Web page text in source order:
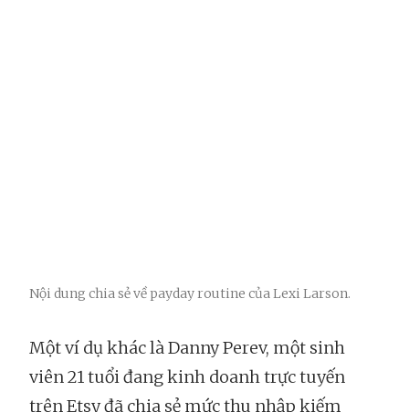
Nội dung chia sẻ về payday routine của Lexi Larson.
Một ví dụ khác là Danny Perev, một sinh
viên 21 tuổi đang kinh doanh trực tuyến
trên Etsy đã chia sẻ mức thu nhập kiếm